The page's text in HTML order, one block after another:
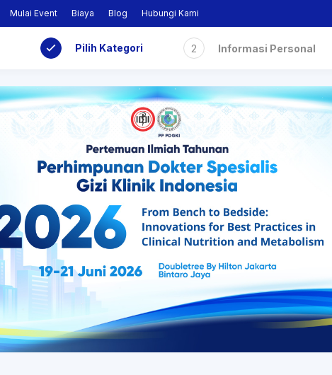
Mulai Event Biaya Blog Hubungi Kami
Pilih Kategori 2 Informasi Personal